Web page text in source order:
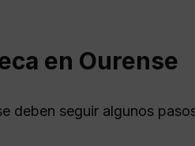
en Ourense
deben seguir algunos